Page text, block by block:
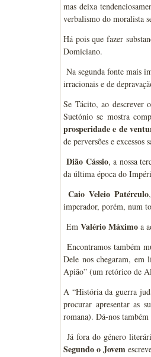
mas deixa
verbalismo do moralista
Há pois que fazer
Domiciano.
Na segunda fonte mais
irracionais e de
Se Tácito, ao descrever
Suetónio se mostra
prosperidade e de
de perversões e excessos
Dião Cássio, a nossa
da última época do
Caio Veleio Patérculo
imperador, porém, num
Em Valério Máximo a
Encontramos também
Dele nos chegaram, em
Apião” (um retórico de
A “História da guerra
procurar apresentar as
romana). Dá-nos
Já fora do género
Segundo o Jovem